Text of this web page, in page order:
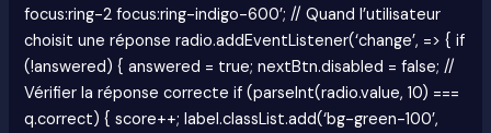
focus:ring-2 focus:ring-indigo-600’; // Quand l’utilisateur
choisit une réponse radio.addEventListener(‘change’, => { if
(!answered) { answered = true; nextBtn.disabled = false; //
Vérifier la réponse correcte if (parseInt(radio.value, 10) ===
q.correct) { score++; label.classList.add(‘bg-green-100’,